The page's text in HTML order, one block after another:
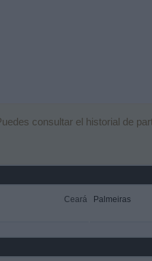
consultar el historial de
Ceará Palmeiras